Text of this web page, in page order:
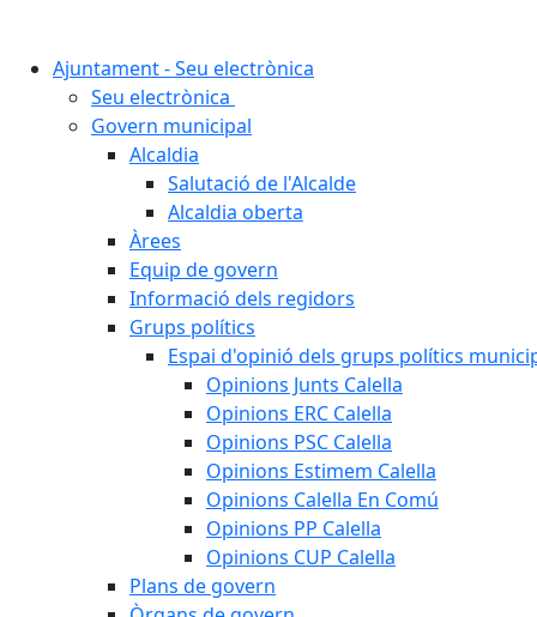
Ajuntament - Seu electrònica
Seu electrònica
Govern municipal
Alcaldia
Salutació de l'Alcalde
Alcaldia oberta
Àrees
Equip de govern
Informació dels regidors
Grups polítics
Espai d'opinió dels grups polítics
Opinions Junts Calella
Opinions ERC Calella
Opinions PSC Calella
Opinions Estimem Calella
Opinions Calella En Comú
Opinions PP Calella
Opinions CUP Calella
Plans de govern